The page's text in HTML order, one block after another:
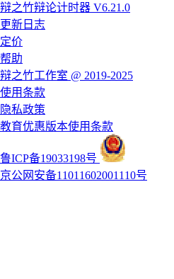
辩之竹辩论计时器 V6.21.0
更新日志
定价
帮助
辩之竹工作室 @ 2019-2025
使用条款
隐私政策
教育优惠版本使用条款
鲁ICP备19033198号
京公网安备11011602001110号